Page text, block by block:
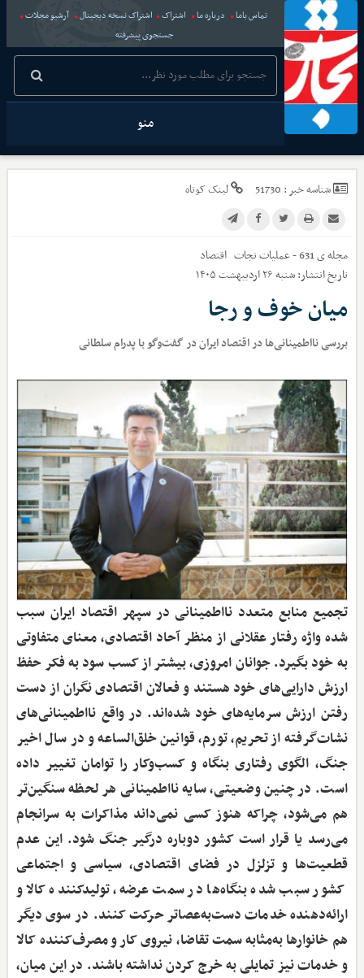
تماس باما درباره ما اشتراک اشتراک نسخه دیجیتال
آرشیو مجلات
جستجوی پیشرفته
منو
شناسه خبر : 51730 لینک کوتاه
مجله ی 631 - عملیات نجات
اقتصاد
تاریخ انتشار:شنبه ۲۶ اردیبهشت ۱۴۰۵
میان خوف و رجا
بررسی نااطمینانی‌ها در اقتصاد ایران در گفت‌وگو با پدرام سلطانی
تجمیع منابع متعدد نااطمینانی در سپهر اقتصاد ایران سبب
شده واژه رفتار عقلانی از منظر آحاد اقتصادی، معنای متفاوتی
به خود بگیرد. جوانان امروزی، بیشتر از کسب سود به فکر حفظ
ارزش دارایی‌های خود هستند و فعالان اقتصادی نگران از دست
رفتن ارزش سرمایه‌های خود شده‌اند. در واقع نااطمینانی‌های
نشات‌گرفته از تحریم، تورم، قوانین خلق‌الساعه و در سال اخیر
جنگ، الگوی رفتاری بنگاه و کسب‌وکار را توامان تغییر داده
است. در چنین وضعیتی، سایه نااطمینانی هر لحظه سنگین‌تر
هم می‌شود، چراکه هنوز کسی نمی‌داند مذاکرات به سرانجام
می‌رسد یا قرار است کشور دوباره درگیر جنگ شود. این عدم
قطعیت‌ها و تزلزل در فضای اقتصادی، سیاسی و اجتماعی
کشور سبب شده بنگاه‌ها در سمت عرضه، تولیدکننده کالا و
ارائه‌دهنده خدمات دست‌به‌عصاتر حرکت کنند. در سوی دیگر
هم خانوارها به‌مثابه سمت تقاضا، نیروی کار و مصرف‌کننده کالا
و خدمات نیز تمایلی به خرج کردن نداشته باشند. در این میان،